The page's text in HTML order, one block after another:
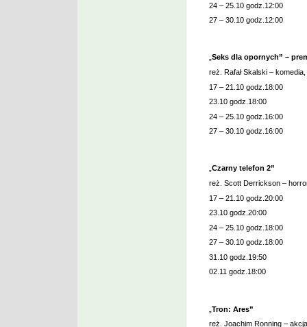
24 – 25.10 godz.12:00
27 – 30.10 godz.12:00
Seks dla opornych” –
reż. Rafał Skalski – komedia,
17 – 21.10 godz.18:00
23.10 godz.18:00
24 – 25.10 godz.16:00
27 – 30.10 godz.16:00
„Czarny telefon 2”
reż. Scott Derrickson –
17 – 21.10 godz.20:00
23.10 godz.20:00
24 – 25.10 godz.18:00
27 – 30.10 godz.18:00
31.10 godz.19:50
02.11 godz.18:00
Tron: Ares”
reż. Joachim Ronning –